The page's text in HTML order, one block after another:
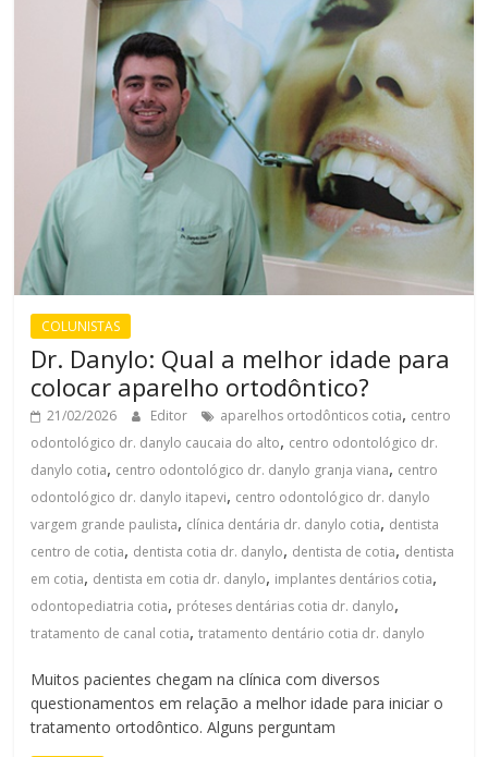
COLUNISTAS
Dr. Danylo: Qual a melhor idade para
colocar aparelho ortodôntico?
21/02/2026 Editor aparelhos ortodônticos cotia, centro
odontológico dr. danylo caucaia do alto, centro odontológico dr.
danylo cotia, centro odontológico dr. danylo granja viana, centro
odontológico dr. danylo itapevi, centro odontológico dr. danylo
vargem grande paulista, clínica dentária dr. danylo cotia, dentista
centro de cotia, dentista cotia dr. danylo, dentista de cotia, dentista
em cotia, dentista em cotia dr. danylo, implantes dentários cotia,
odontopediatria cotia, próteses dentárias cotia dr. danylo,
tratamento de canal cotia,tratamento dentário cotia dr. danylo
Muitos pacientes chegam na clínica com diversos
questionamentos em relação a melhor idade para iniciar o
tratamento ortodôntico. Alguns perguntam